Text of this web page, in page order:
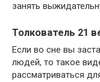
занять
Толкователь 21
Если во сне вы
людей, то такое
рассматриваться